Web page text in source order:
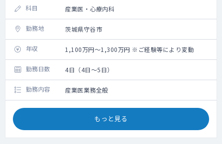
科目 産業医・心療内科
勤務地 茨城県守谷市
年収 1,100万円～1,300万円 ※ご経験等により変動
勤務日数 4日（4日～5日）
勤務内容 産業医業務全般
もっと見る